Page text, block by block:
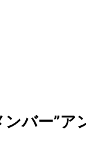
バー”ア